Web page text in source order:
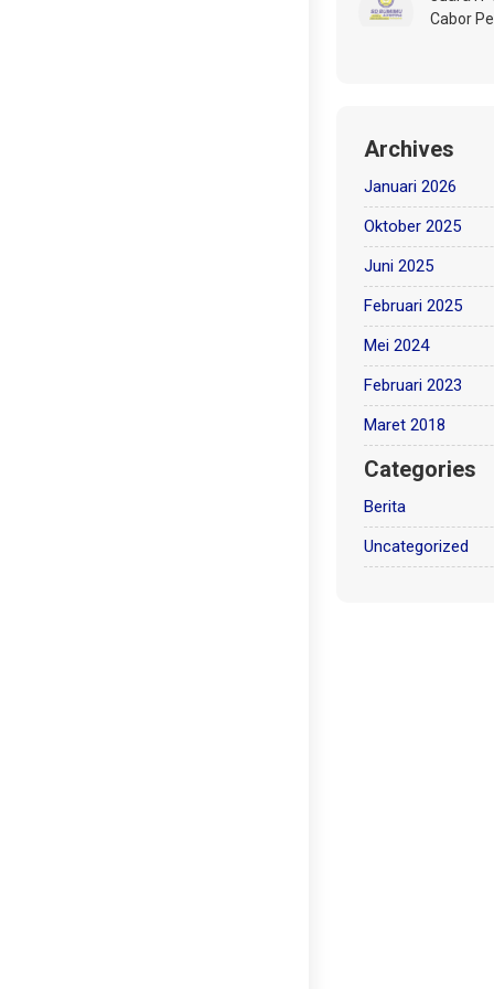
Cabor
Archives
Januari 2026
Oktober 2025
Juni 2025
Februari 2025
Mei 2024
Februari 2023
Maret 2018
Categories
Berita
Uncategorized